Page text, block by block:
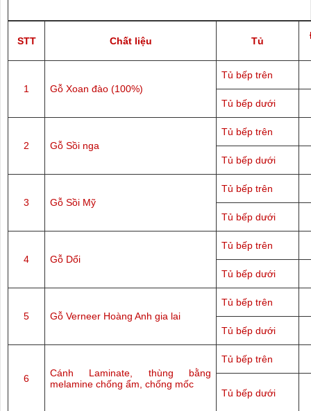
STT Chất liệu Tủ
1 Gỗ Xoan đào (100%)
Tủ bếp trên
Tủ bếp dưới
2 Gỗ Sồi nga
Tủ bếp trên
Tủ bếp dưới
3 Gỗ Sồi Mỹ
Tủ bếp trên
Tủ bếp dưới
4 Gỗ Dổi
Tủ bếp trên
Tủ bếp dưới
5 Gỗ Verneer Hoàng Anh gia lai
Tủ bếp trên
Tủ bếp dưới
6
Cánh Laminate, thùng bằng
melamine chống ẩm, chống mốc
Tủ bếp trên
Tủ bếp dưới